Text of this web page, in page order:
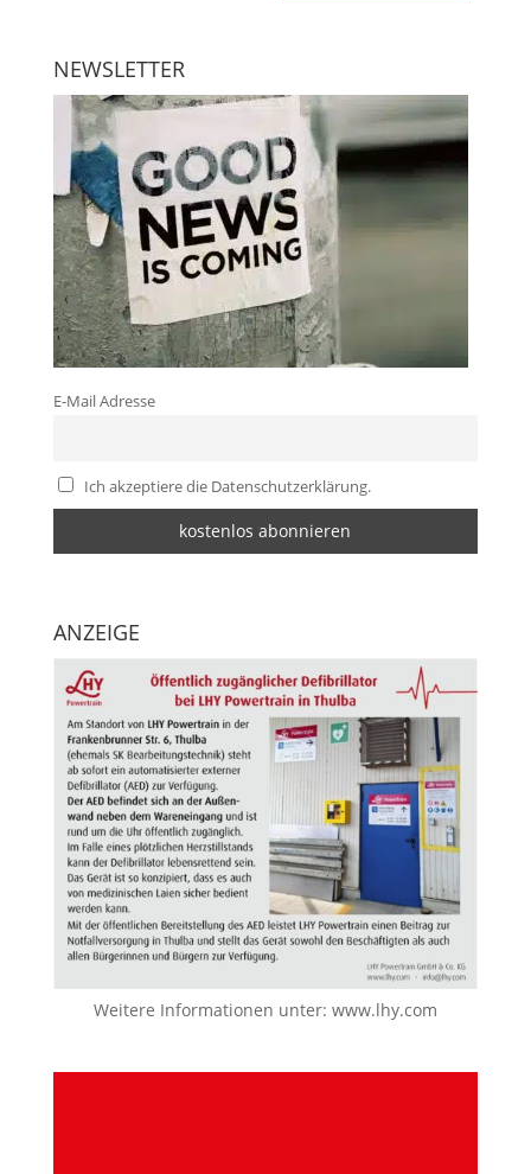
NEWSLETTER
E-Mail Adresse
Ich akzeptiere die Datenschutzerklärung.
ANZEIGE
Weitere Informationen unter: www.lhy.com